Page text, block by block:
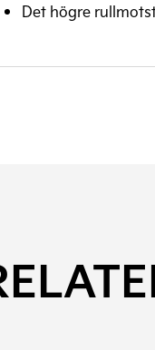
Det högre